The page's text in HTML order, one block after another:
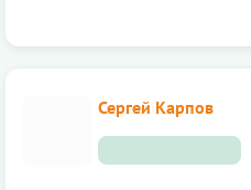
Сергей Карпов